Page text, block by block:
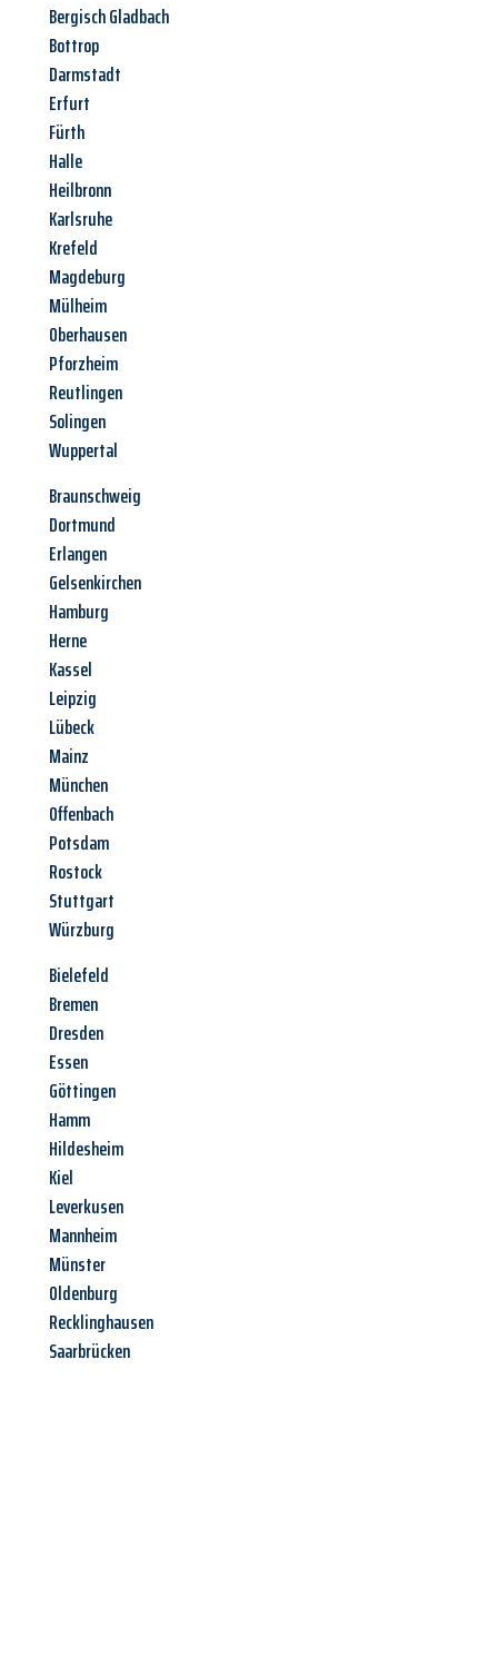
Bergisch Gladbach
Bottrop
Darmstadt
Erfurt
Fürth
Halle
Heilbronn
Karlsruhe
Krefeld
Magdeburg
Mülheim
Oberhausen
Pforzheim
Reutlingen
Solingen
Wuppertal
Braunschweig
Dortmund
Erlangen
Gelsenkirchen
Hamburg
Herne
Kassel
Leipzig
Lübeck
Mainz
München
Offenbach
Potsdam
Rostock
Stuttgart
Würzburg
Bielefeld
Bremen
Dresden
Essen
Göttingen
Hamm
Hildesheim
Kiel
Leverkusen
Mannheim
Münster
Oldenburg
Recklinghausen
Saarbrücken